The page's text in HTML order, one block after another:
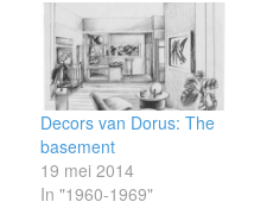
Decors van Dorus: The
basement
19 mei 2014
In "1960-1969"